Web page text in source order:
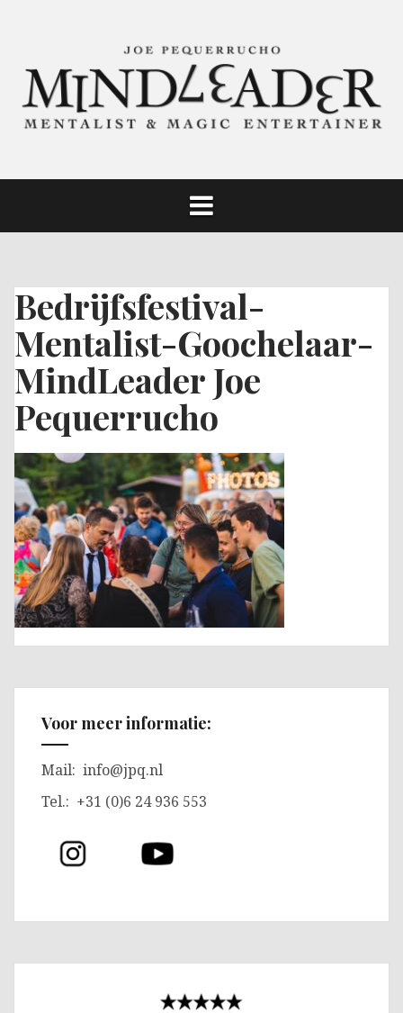
Bedrijfsfestival-
Mentalist-Goochelaar-
MindLeader Joe
Pequerrucho
Voor meer informatie:
Mail: info@jpq.nl
Tel.: +31 (0)6 24 936 553